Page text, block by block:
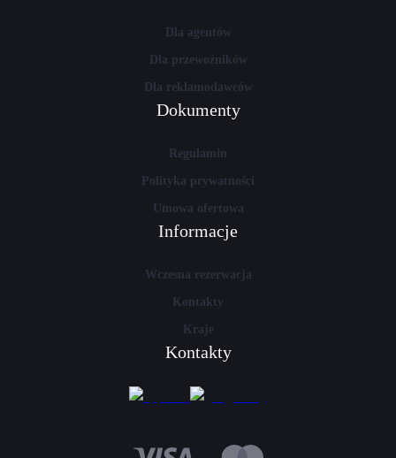
Dla agentów
Dla przewoźników
Dla reklamodawców
Dokumenty
Regulamin
Polityka prywatności
Umowa ofertowa
Informacje
Wczesna rezerwacja
Kontakty
Kraje
Kontakty